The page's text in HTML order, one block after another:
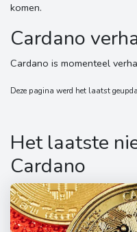
komen.
Cardano
Cardano is momenteel
Deze pagina werd het laatst
Het laatste
Cardano